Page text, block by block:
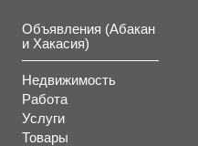
Объявления (Абакан
и Хакасия)
Недвижимость
Работа
Услуги
Товары